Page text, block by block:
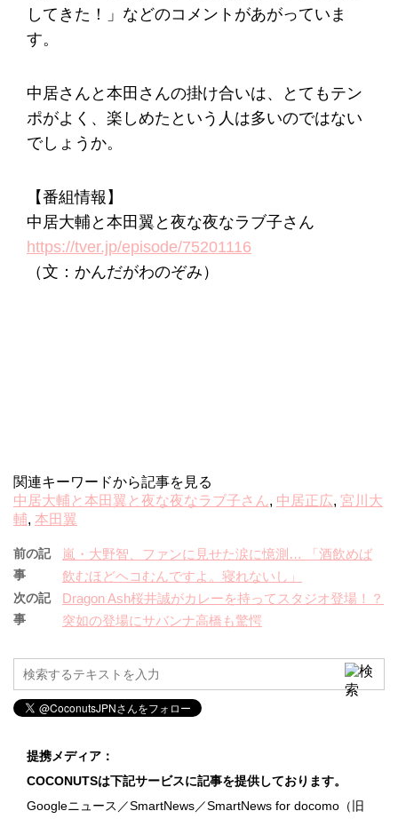
してきた！」などのコメントがあがっていま
す。
中居さんと本田さんの掛け合いは、とてもテン
ポがよく、楽しめたという人は多いのではない
でしょうか。
【番組情報】
中居大輔と本田翼と夜な夜なラブ子さん
https://tver.jp/episode/75201116
（文：かんだがわのぞみ）
関連キーワードから記事を見る
中居大輔と本田翼と夜な夜なラブ子さん, 中居正広, 宮川大
輔, 本田翼
前の記
事
嵐・大野智、ファンに見せた涙に憶測… 「酒飲めば
飲むほどヘコむんですよ。寝れないし」
次の記
事
Dragon Ash桜井誠がカレーを持ってスタジオ登場！？
突如の登場にサバンナ高橋も驚愕
提携メディア：
COCONUTSは下記サービスに記事を提供しております。
Googleニュース／SmartNews／SmartNews for docomo（旧